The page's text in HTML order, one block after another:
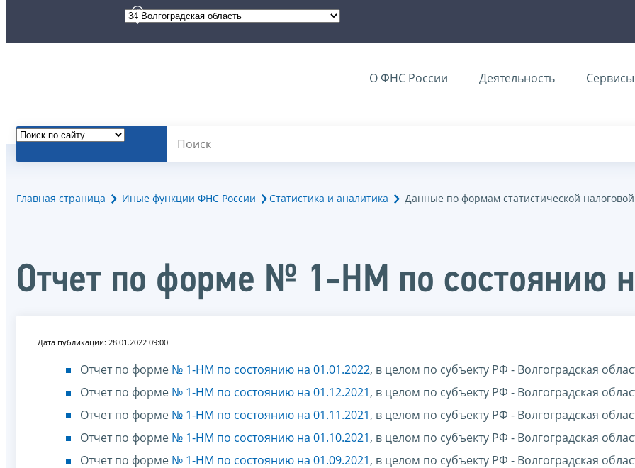
О ФНС России Деятельность Сервисы
Главная страница Иные функции ФНС России Статистика и аналитика Данные по формам статистической
Отчет по форме № 1-НМ по состоянию
Дата публикации: 28.01.2022 09:00
Отчет по форме № 1-НМ по состоянию на 01.01.2022, в целом по субъекту РФ - Волгоградская
Отчет по форме № 1-НМ по состоянию на 01.12.2021, в целом по субъекту РФ - Волгоградская
Отчет по форме № 1-НМ по состоянию на 01.11.2021, в целом по субъекту РФ - Волгоградская
Отчет по форме № 1-НМ по состоянию на 01.10.2021, в целом по субъекту РФ - Волгоградская
Отчет по форме № 1-НМ по состоянию на 01.09.2021, в целом по субъекту РФ - Волгоградская